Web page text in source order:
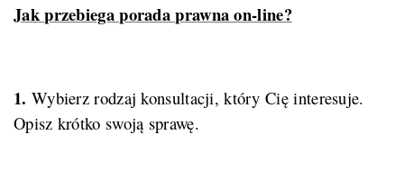
Jak przebiega porada prawna on-line?
1. Wybierz rodzaj konsultacji, który Cię interesuje.
Opisz krótko swoją sprawę.